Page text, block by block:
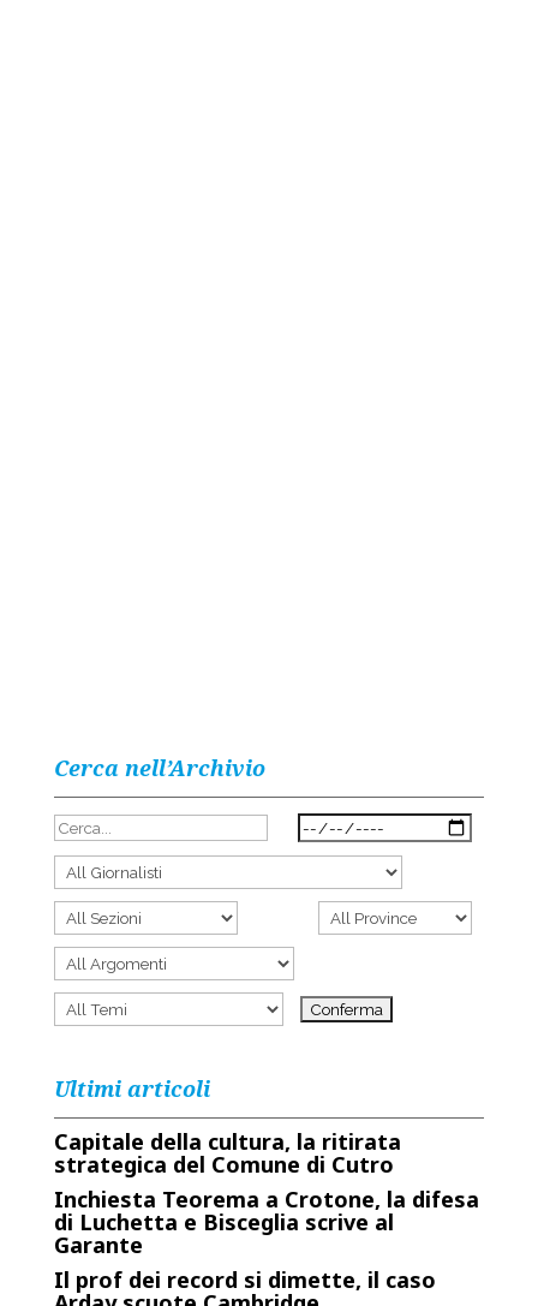
Cerca nell’Archivio
Ultimi articoli
Capitale della cultura, la ritirata
strategica del Comune di Cutro
Inchiesta Teorema a Crotone, la difesa
di Luchetta e Bisceglia scrive al
Garante
Il prof dei record si dimette, il caso